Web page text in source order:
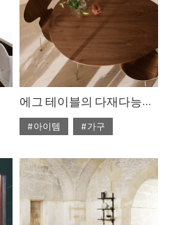
에그 테이블의 다재다능한 아름다움
#아이템
#가구
#ISSUE265
#테이블